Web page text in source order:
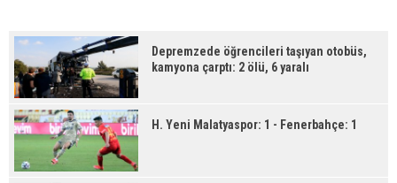
Depremzede öğrencileri taşıyan otobüs,
kamyona çarptı: 2 ölü, 6 yaralı
H. Yeni Malatyaspor: 1 - Fenerbahçe: 1